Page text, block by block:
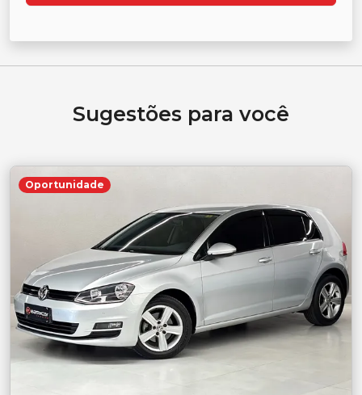
Sugestões para você
Oportunidade